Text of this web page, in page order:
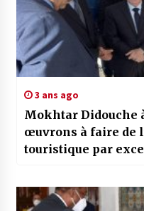
3 ans ago
Mokhtar Didouche
œuvrons à faire de
touristique par